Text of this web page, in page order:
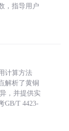
，指导用户
计算方法
解析了黄铜
，并提供实
GB/T 4423-